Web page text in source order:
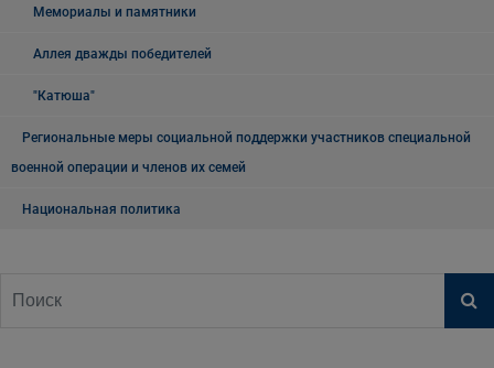
Мемориалы и памятники
Аллея дважды победителей
"Катюша"
Региональные меры социальной поддержки участников специальной
военной операции и членов их семей
Национальная политика